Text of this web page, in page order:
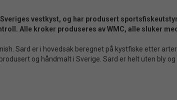
vestkyst, og har produsert
Alle kroker produseres av WMC, alle sluker
Sard er i hovedsak beregnet på kystfiske etter
og håndmalt i Sverige. Sard er helt uten bly